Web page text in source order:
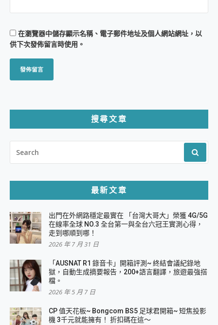
在瀏覽器中儲存顯示名稱、電子郵件地址及個人網站網址，以
供下次發佈留言時使用。
搜尋文章
FOR:
最新文章
出門在外網路穩定最實在 「台灣大哥大」榮獲 4G/5G
在線率全球 NO.3 全台第一與全台六冠王實測心得，
走到哪順到哪！
2026 年 7 月 31 日
「AUSNAT R1 錄音卡」開箱評測~ 終結會議紀錄地
獄，自動生成摘要報告，200+語言翻譯，旅遊最強搭
檔。
2026 年 5 月 7 日
CP 值天花板~ Bongcom BS5 足球君開箱~ 短焦投影
機 3千元就能擁有！ 折扣碼在這～